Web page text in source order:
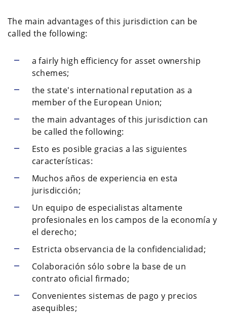
The main advantages of this jurisdiction can be
called the following:
a fairly high efficiency for asset ownership
schemes;
the state's international reputation as a
member of the European Union;
the main advantages of this jurisdiction can
be called the following:
Esto es posible gracias a las siguientes
características:
Muchos años de experiencia en esta
jurisdicción;
Un equipo de especialistas altamente
profesionales en los campos de la economía y
el derecho;
Estricta observancia de la confidencialidad;
Colaboración sólo sobre la base de un
contrato oficial firmado;
Convenientes sistemas de pago y precios
asequibles;